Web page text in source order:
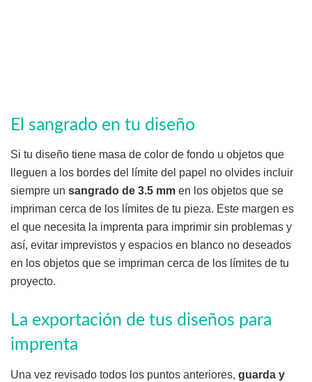
El sangrado en tu diseño
Si tu diseño tiene masa de color de fondo u objetos que
lleguen a los bordes del límite del papel no olvides incluir
siempre un sangrado de 3.5 mm en los objetos que se
impriman cerca de los límites de tu pieza. Este margen es
el que necesita la imprenta para imprimir sin problemas y
así, evitar imprevistos y espacios en blanco no deseados
en los objetos que se impriman cerca de los límites de tu
proyecto.
La exportación de tus diseños para
imprenta
Una vez revisado todos los puntos anteriores, guarda y